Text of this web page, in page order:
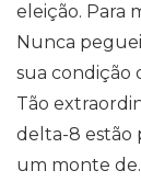
eleição. Para
Nunca
sua condição
Tão
delta-8 estão
um monte